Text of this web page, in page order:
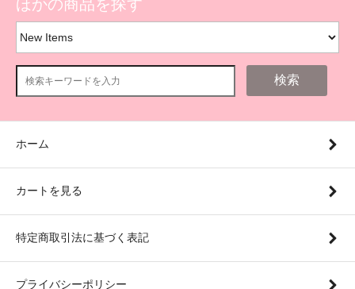
ほかの商品を探す
検索
ホーム
カートを見る
特定商取引法に基づく表記
プライバシーポリシー